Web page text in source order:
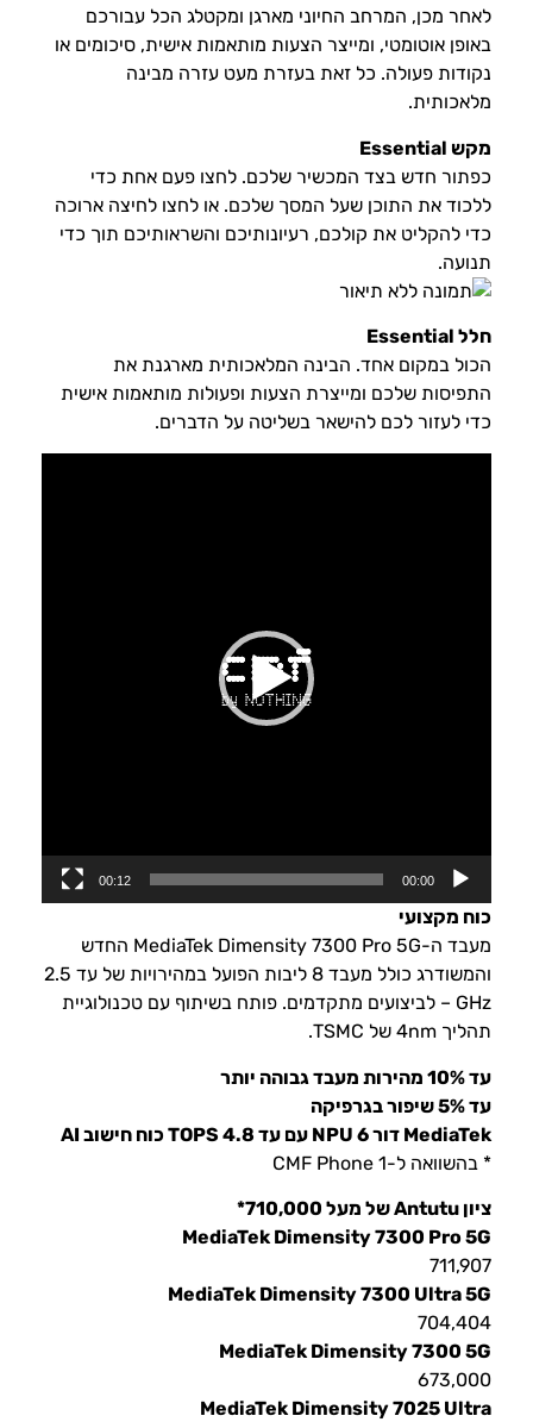
לאחר מכן, המרחב החיוני מארגן ומקטלג הכל עבורכם
באופן אוטומטי, ומייצר הצעות מותאמות אישית, סיכומים או
נקודות פעולה. כל זאת בעזרת מעט עזרה מבינה
מלאכותית.
מקש Essential
כפתור חדש בצד המכשיר שלכם. לחצו פעם אחת כדי
ללכוד את התוכן שעל המסך שלכם. או לחצו לחיצה ארוכה
כדי להקליט את קולכם, רעיונותיכם והשראותיכם תוך כדי
תנועה.
חלל Essential
הכול במקום אחד. הבינה המלאכותית מארגנת את
התפיסות שלכם ומייצרת הצעות ופעולות מותאמות אישית
כדי לעזור לכם להישאר בשליטה על הדברים.
00:00
00:12
כוח מקצועי
מעבד ה-MediaTek Dimensity 7300 Pro 5G החדש
והמשודרג כולל מעבד 8 ליבות הפועל במהירויות של עד 2.5
GHz – לביצועים מתקדמים. פותח בשיתוף עם טכנולוגיית
תהליך 4nm של TSMC.
עד 10% מהירות מעבד גבוהה יותר
עד 5% שיפור בגרפיקה
MediaTek דור 6 NPU עם עד 4.8 TOPS כוח חישוב AI
* בהשוואה ל-CMF Phone 1
ציון Antutu של מעל 710,000*
MediaTek Dimensity 7300 Pro 5G
711,907
MediaTek Dimensity 7300 Ultra 5G
704,404
MediaTek Dimensity 7300 5G
673,000
MediaTek Dimensity 7025 Ultra